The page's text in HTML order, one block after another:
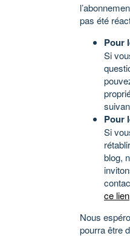
pas été
Pour
Si
Pour
Si
blog,
ce lien
Nous
pourra être